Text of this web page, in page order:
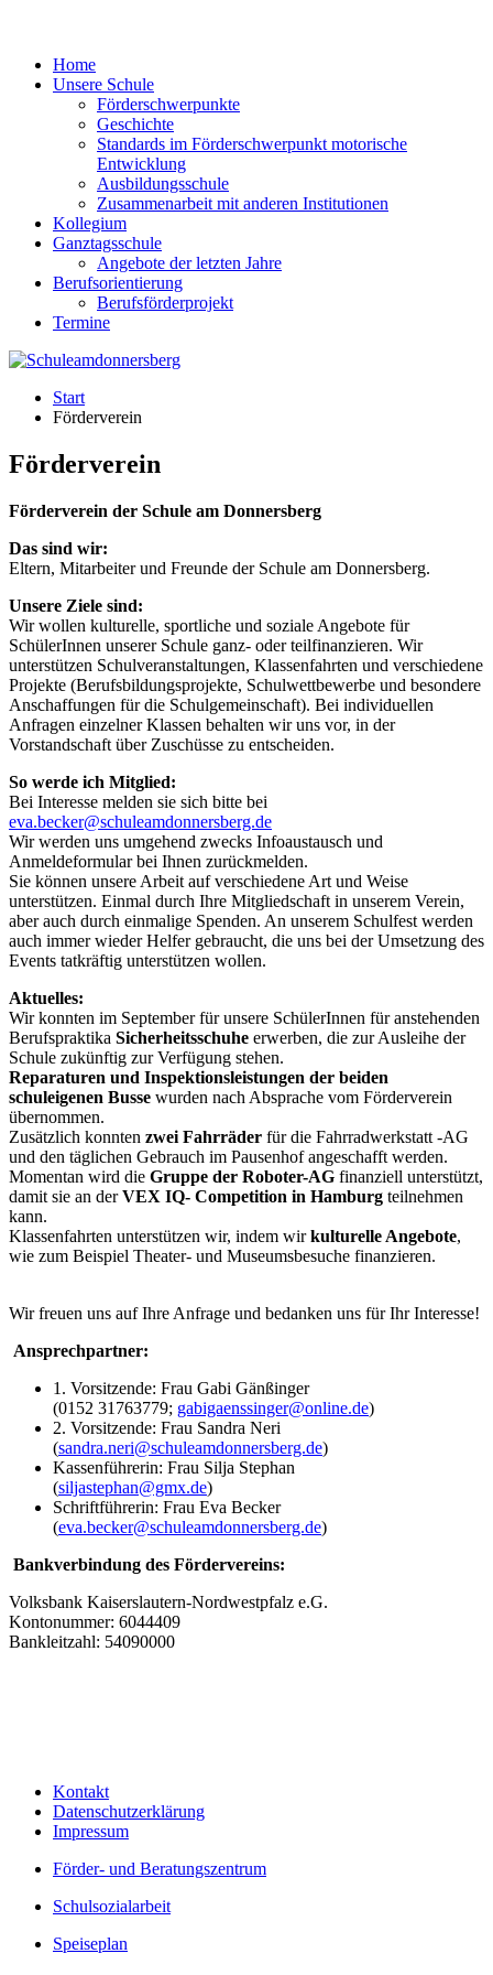
Home
Unsere Schule
Förderschwerpunkte
Geschichte
Standards im Förderschwerpunkt motorische
Entwicklung
Ausbildungsschule
Zusammenarbeit mit anderen Institutionen
Kollegium
Ganztagsschule
Angebote der letzten Jahre
Berufsorientierung
Berufsförderprojekt
Termine
Start
Förderverein
Förderverein
Förderverein der Schule am Donnersberg
Das sind wir:
Eltern, Mitarbeiter und Freunde der Schule am Donnersberg.
Unsere Ziele sind:
Wir wollen kulturelle, sportliche und soziale Angebote für
SchülerInnen unserer Schule ganz- oder teilfinanzieren. Wir
unterstützen Schulveranstaltungen, Klassenfahrten und verschiedene
Projekte (Berufsbildungsprojekte, Schulwettbewerbe und besondere
Anschaffungen für die Schulgemeinschaft). Bei individuellen
Anfragen einzelner Klassen behalten wir uns vor, in der
Vorstandschaft über Zuschüsse zu entscheiden.
So werde ich Mitglied:
Bei Interesse melden sie sich bitte bei
eva.becker@schuleamdonnersberg.de
Wir werden uns umgehend zwecks Infoaustausch und
Anmeldeformular bei Ihnen zurückmelden.
Sie können unsere Arbeit auf verschiedene Art und Weise
unterstützen. Einmal durch Ihre Mitgliedschaft in unserem Verein,
aber auch durch einmalige Spenden. An unserem Schulfest werden
auch immer wieder Helfer gebraucht, die uns bei der Umsetzung des
Events tatkräftig unterstützen wollen.
Aktuelles:
Wir konnten im September für unsere SchülerInnen für anstehenden
Berufspraktika Sicherheitsschuhe erwerben, die zur Ausleihe der
Schule zukünftig zur Verfügung stehen.
Reparaturen und Inspektionsleistungen der beiden
schuleigenen Busse wurden nach Absprache vom Förderverein
übernommen.
Zusätzlich konnten zwei Fahrräder für die Fahrradwerkstatt -AG
und den täglichen Gebrauch im Pausenhof angeschafft werden.
Momentan wird die Gruppe der Roboter-AG finanziell unterstützt,
damit sie an derVEX IQ- Competition in Hamburg teilnehmen
kann.
Klassenfahrten unterstützen wir, indem wirkulturelle Angebote,
wie zum Beispiel Theater- und Museumsbesuche finanzieren.
Wir freuen uns auf Ihre Anfrage und bedanken uns für Ihr Interesse!
Ansprechpartner:
1. Vorsitzende: Frau Gabi Gänßinger
(0152 31763779; gabigaenssinger@online.de)
2. Vorsitzende: Frau Sandra Neri
(sandra.neri@schuleamdonnersberg.de)
Kassenführerin: Frau Silja Stephan
(siljastephan@gmx.de)
Schriftführerin: Frau Eva Becker
(eva.becker@schuleamdonnersberg.de)
Bankverbindung des Fördervereins:
Volksbank Kaiserslautern-Nordwestpfalz e.G.
Kontonummer: 6044409
Bankleitzahl: 54090000
Kontakt
Datenschutzerklärung
Impressum
Förder- und Beratungszentrum
Schulsozialarbeit
Speiseplan